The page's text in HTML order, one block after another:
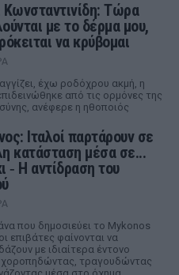
Κωνσταντινίδη: Τώρα
με το δέρμα μου,
να κρύβομαι
έχω ροδόχρου ακμή, η
από τις ορμόνες της
ανέφερε η ηθοποιός
Ιταλοί παρτάρουν σε
κατάσταση μέσα σε...
‑ Η αντίδραση του
που δημοσιεύει το Mykonos
επιβάτες φαίνονται να
με ιδιαίτερα έντονο
τραγουδώντας